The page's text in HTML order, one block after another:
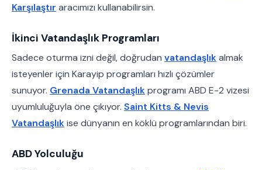
Karşılaştır aracımızı kullanabilirsin.
İkinci Vatandaşlık Programları
Sadece oturma izni değil, doğrudan vatandaşlıkalmak
isteyenler için Karayip programları hızlı çözümler
sunuyor. Grenada Vatandaşlıkprogramı ABD E-2 vizesi
uyumluluğuyla öne çıkıyor. Saint Kitts & Nevis
Vatandaşlıkise dünyanın en köklü programlarından biri.
ABD Yolculuğu